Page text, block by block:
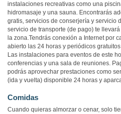
instalaciones recreativas como una
hidromasaje y una sauna. Encontrarás
gratis, servicios de conserjería y servicio
servicio de transporte (de pago) te
la zona.Tendrás conexión a Internet por
abierto las 24 horas y periódicos
Las instalaciones para eventos de este
conferencias y una sala de reuniones.
podrás aprovechar prestaciones como
(ida y vuelta) disponible 24 horas y
Comidas
Cuando quieras almorzar o cenar, solo